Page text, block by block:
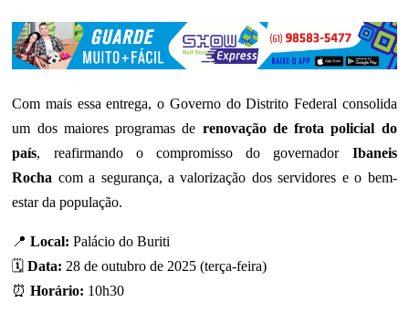
Com mais essa entrega, o Governo do Distrito Federal consolida
um dos maiores programas de renovação de frota policial do
país, reafirmando o compromisso do governador Ibaneis
Rocha com a segurança, a valorização dos servidores e o bem-
estar da população.
📍Local: Palácio do Buriti
🗓Data: 28 de outubro de 2025 (terça-feira)
⏰Horário: 10h30